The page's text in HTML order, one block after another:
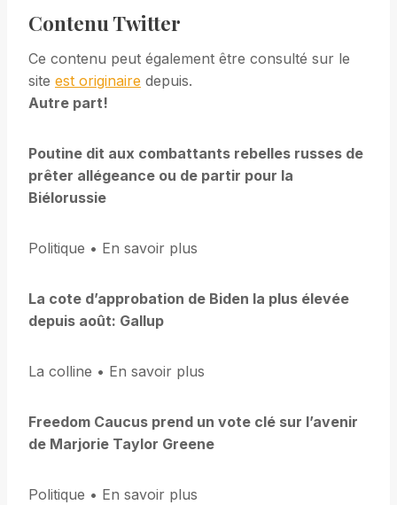
Contenu Twitter
Ce contenu peut également être consulté sur le
site est originaire depuis.
Autre part!
Poutine dit aux combattants rebelles russes de
prêter allégeance ou de partir pour la
Biélorussie
Politique • En savoir plus
La cote d’approbation de Biden la plus élevée
depuis août: Gallup
La colline • En savoir plus
Freedom Caucus prend un vote clé sur l’avenir
de Marjorie Taylor Greene
Politique • En savoir plus